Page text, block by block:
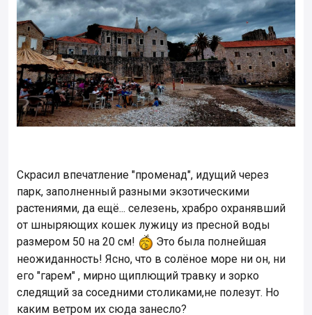
Скрасил впечатление "променад", идущий через
парк, заполненный разными экзотическими
растениями, да ещё... селезень, храбро охранявший
от шныряющих кошек лужицу из пресной воды
размером 50 на 20 см!
Это была полнейшая
неожиданность! Ясно, что в солёное море ни он, ни
его "гарем" , мирно щиплющий травку и зорко
следящий за соседними столиками,не полезут. Но
каким ветром их сюда занесло?